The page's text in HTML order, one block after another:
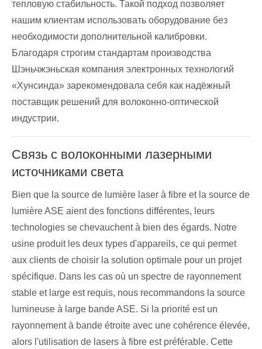
тепловую стабильность. Такой подход позволяет
нашим клиентам использовать оборудование без
необходимости дополнительной калибровки.
Благодаря строгим стандартам производства
Шэньчжэньская компания электронных технологий
«Хунсинда» зарекомендовала себя как надёжный
поставщик решений для волоконно-оптической
индустрии.
Связь с волоконными лазерными
источниками света
Bien que la source de lumière laser à fibre et la source de
lumière ASE aient des fonctions différentes, leurs
technologies se chevauchent à bien des égards. Notre
usine produit les deux types d'appareils, ce qui permet
aux clients de choisir la solution optimale pour un projet
spécifique. Dans les cas où un spectre de rayonnement
stable et large est requis, nous recommandons la source
lumineuse à large bande ASE. Si la priorité est un
rayonnement à bande étroite avec une cohérence élevée,
alors l'utilisation de lasers à fibre est préférable. Cette